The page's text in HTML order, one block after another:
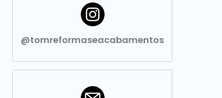
@tomreformaseacabamentos